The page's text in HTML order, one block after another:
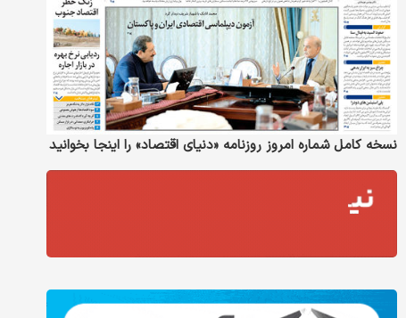
نسخه کامل شماره امروز روزنامه «دنیای‌ اقتصاد» را اینجا بخوانید